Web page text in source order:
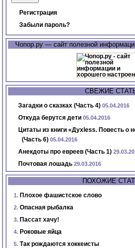
Регистрация
Забыли пароль?
Чопор.ру — сайт полезной
СВЕЖИЕ
Загадки о сказках (Часть 4) 05.04.2016
Откуда берутся дети 05.04.2016
Цитаты из книги «Духless. Повесть о
(Часть 6) 05.04.2016
Анекдоты про евреев (Часть 1)
Почтовая лошадь 29.03.2016
ПОХОЖИЕ
Плохое фашистское слово
Опасная рыбалка
Пассат хачу!
Роковые яйца
Так рождаются хоккеисты